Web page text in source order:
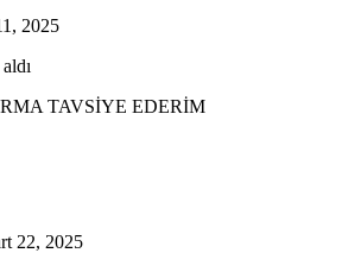
2025
TAVSİYE EDERİM
22, 2025